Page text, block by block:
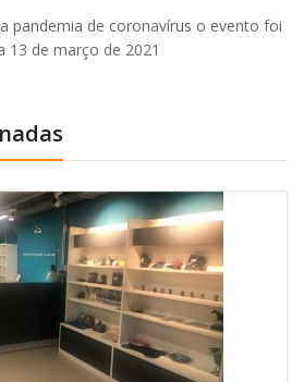
pandemia de coronavírus o evento foi
13 de março de 2021